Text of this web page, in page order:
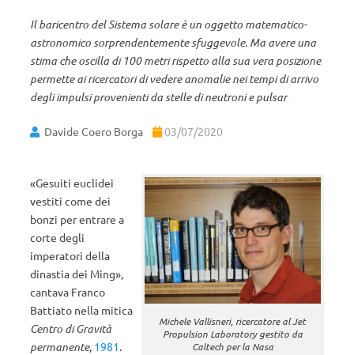
Il baricentro del Sistema solare è un oggetto matematico-
astronomico sorprendentemente sfuggevole. Ma avere una
stima che oscilla di 100 metri rispetto alla sua vera posizione
permette ai ricercatori di vedere anomalie nei tempi di arrivo
degli impulsi provenienti da stelle di neutroni e pulsar
Davide Coero Borga 03/07/2020
Michele Vallisneri, ricercatore al Jet
Propulsion Laboratory gestito da
Caltech per la Nasa
«Gesuiti euclidei
vestiti come dei
bonzi per entrare a
corte degli
imperatori della
dinastia dei Ming»,
cantava Franco
Battiato nella mitica
Centro di Gravità
permanente, 1981.